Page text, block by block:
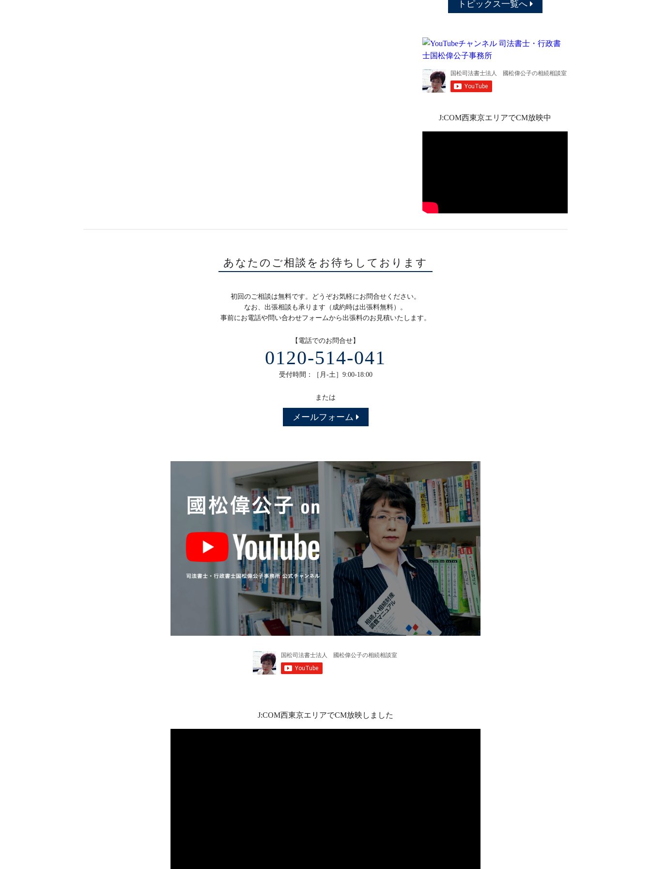
トピックス一覧へ
J:COM西東京エリアでCM放映中
あなたのご相談をお待ちしております
初回のご相談は無料です。どうぞお気軽にお問合せください。
なお、出張相談も承ります（成約時は出張料無料）。
事前にお電話や問い合わせフォームから出張料のお見積いたします。
【電話でのお問合せ】
0120-514-041
受付時間：［月-土］9:00-18:00
または
メールフォーム
J:COM西東京エリアでCM放映しました